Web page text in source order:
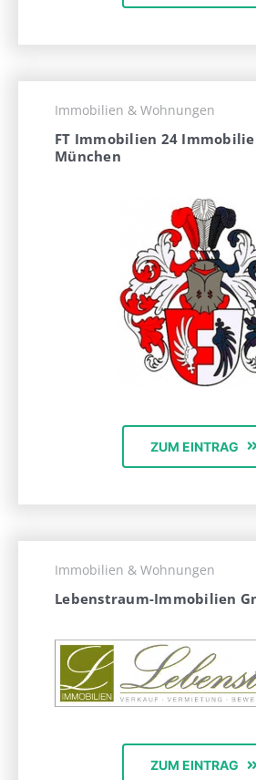
Immobilien & Wohnungen
FT Immobilien 24
München
ZUM EINTRAG
Immobilien & Wohnungen
Lebenstraum-Immobilien
ZUM EINTRAG